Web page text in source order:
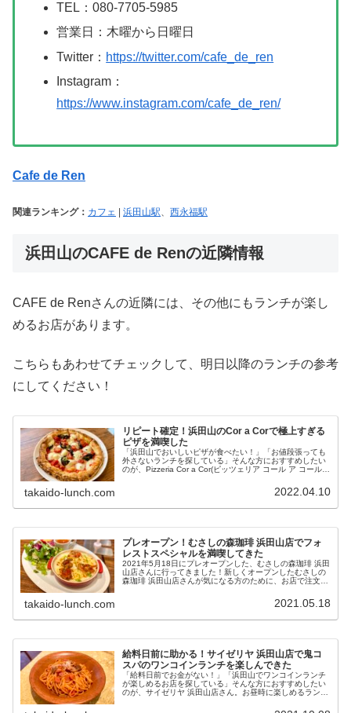
TEL：080-7705-5985
営業日：木曜から日曜日
Twitter： https://twitter.com/cafe_de_ren
Instagram：
https://www.instagram.com/cafe_de_ren/
Cafe de Ren
関連ランキング： カフェ 浜田山駅、 西永福駅
浜田山のCAFE de Renの近隣情報
CAFE de Renさんの近隣には、その他にもランチが楽し
めるお店があります。
こちらもあわせてチェックして、明日以降のランチの参考
にしてください！
リピート確定！浜田山のCor a Corで極上すぎる
ピザを満喫した
「浜田山でおいしいピザが食べたい！」「お値段張っても
外さないランチを探している」そんな方におすすめしたい
のが、Pizzeria Cor a Cor(ピッツェリア コール ア コール)
takaido-lunch.com 2022.04.10
プレオープン！むさしの森珈琲 浜田山店でフォ
レストスペシャルを満喫してきた
2021年5月18日にプレオープンした、むさしの森珈琲 浜田
山店さんに行ってきました！新しくオープンしたむさしの
森珈琲 浜田山店さんが気になる方のために、お店で注文で
takaido-lunch.com 2021.05.18
給料日前に助かる！サイゼリヤ 浜田山店で鬼コ
スパのワンコインランチを楽しんできた
「給料日前でお金がない！」「浜田山でワンコインランチ
が楽しめるお店を探している」そんな方におすすめしたい
のが、サイゼリヤ 浜田山店さん。お昼時に楽しめるランチ